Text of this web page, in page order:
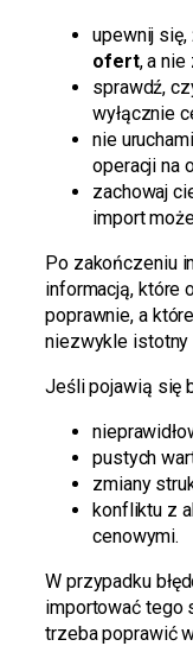
upewnij
ofert, a nie
sprawdź,
wyłącznie
nie
operacji na
zachowaj
import
Po zakończeniu
informacją, które
poprawnie, a
niezwykle istotny
Jeśli pojawią się
pustych
zmiany
konfliktu z
cenowymi.
W przypadku
importować tego
trzeba poprawić